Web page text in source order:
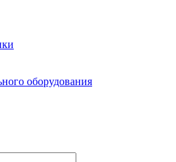
оборудования